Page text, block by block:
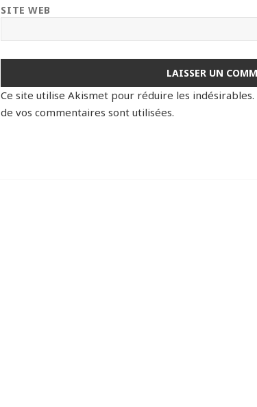
SITE WEB
Ce site utilise Akismet pour réduire les indésirables.
de vos commentaires sont utilisées.